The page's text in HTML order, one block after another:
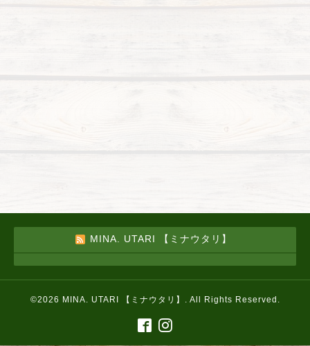
MINA. UTARI 【ミナウタリ】
©2026 MINA. UTARI 【ミナウタリ】 . All Rights Reserved.